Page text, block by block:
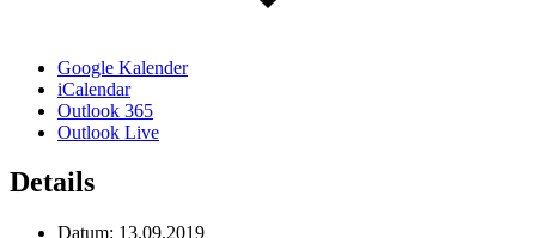
Google Kalender
iCalendar
Outlook 365
Outlook Live
Details
Datum: 13.09.2019